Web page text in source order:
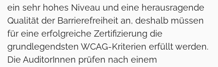
ein sehr hohes Niveau und eine herausragende
Qualität der Barrierefreiheit an, deshalb müssen
für eine erfolgreiche Zertifizierung die
grundlegendsten WCAG-Kriterien erfüllt werden.
Die AuditorInnen prüfen nach einem